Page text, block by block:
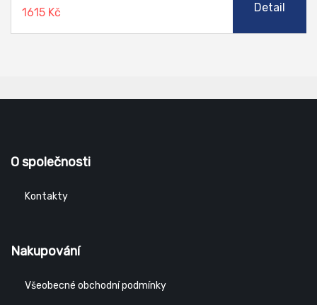
1615 Kč Detail
O společnosti
Kontakty
Nakupování
Všeobecné obchodní podmínky